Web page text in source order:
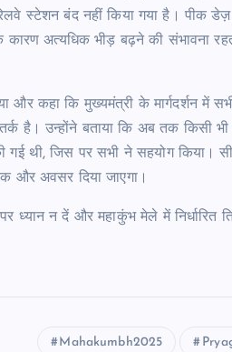
स्टेशन बंद नहीं किया गया है। पीक
अत्यधिक भीड़ बढ़ने की संभावना
कहा कि मुख्यमंत्री के मार्गदर्शन में
उन्होंने बताया कि अब तक किसी भी
गई थी, जिस पर सभी ने सहयोग किया।
और अवसर दिया जाएगा।
न दें और महाकुंभ मेले में निर्धारित
Mahakumbh2025